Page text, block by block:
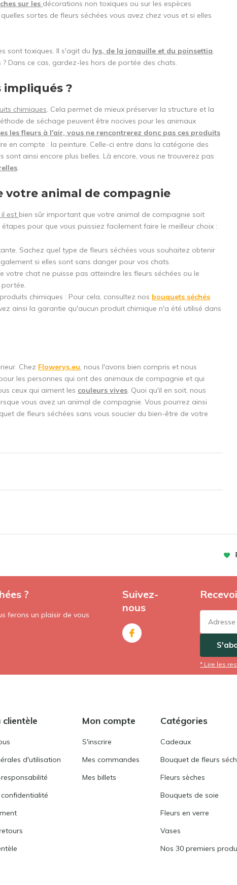
sur les décorations non toxiques ou sur les espèces
sortes de fleurs séchées vous avez chez vous et si elles
sont toxiques. Il s'agit du lys, de la jonquille et du poinsettia.
Dans ce cas, gardez-les hors de portée des chats.
?
chimiques. Cela permet de mieux préserver la structure et la
de séchage peuvent être nocives pour les animaux
les fleurs à l'air, vous ne rencontrerez donc pas ces produits
en compte : la peinture. Celle-ci entre dans la catégorie des
sont ainsi encore plus belles. Là encore, vous ne trouverez pas
.
votre animal de compagnie
est bien sûr important que votre animal de compagnie soit
pour que vous puissiez facilement faire le meilleur choix :
Sachez quel type de fleurs séchées vous souhaitez obtenir
si elles sont sans danger pour vos chats.
votre chat ne puisse pas atteindre les fleurs séchées ou le
portée.
chimiques : Pour cela, consultez nos bouquets séchés
ainsi la garantie qu'aucun produit chimique n'a été utilisé dans
Chez Flowerys.eu, nous l'avons bien compris et nous
les personnes qui ont des animaux de compagnie et qui
ceux qui aiment les couleurs vives. Quoi qu'il en soit, nous
vous avez un animal de compagnie. Vous pourrez ainsi
de fleurs séchées sans vous soucier du bien-être de votre
?
ferons un plaisir de vous
Suivez-
nous
* Lire les
d'utilisation
Mon compte
S'inscrire
Mes commandes
Mes billets
Catégories
Cadeaux
Bouquet de fleurs
Fleurs sèches
Bouquets de soie
Fleurs en verre
Vases
Nos 30 premiers
5% de
Inscrivez-vous à notre newsletter pour
derniers produits, et recevez
achat ! 😀
Utilisez le code de réduction rapidement,